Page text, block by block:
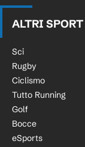
ALTRI SPORT
Sci
Rugby
Ciclismo
Tutto Running
Golf
Bocce
eSports